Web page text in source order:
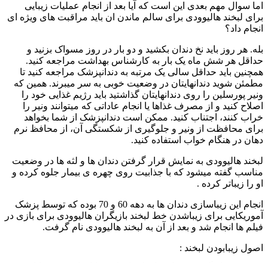
اما سوال مهم بعدی این است که آیا بعد از انجام عملیات زیبایی
برای لبخند هالیوودی برای سالم ماندن ان باید مراقبت های ویژه ای
انجام داد؟
بله. هر روز باید نخ دندان بکشید و دو بار در روز مسواک بزنید و
حداقل هر شش ماه یک بار به کارشناس بهداشت مراجعه کنید.
همچنین باید حداقل سالی یک مرتبه به دندانپزشک مراجعه کنید تا
مطمئن شوید دندانهایتان در وضعیت خوبی به سر میبرند. همین که
ونیر پورسلین را روی دندانهایتان گذاشتید باید رژیم غذایی خود را
اصلاح کنید و از مصرف غذاها یا انجام عاداتی که میتوانند ونیر را
خراب کنند، اجتناب کنید. ممکن است دندانپزشک از شما بخواهد
برای محافظت از ونیر و جلوگیری از شکستگی آن، از محافظ نرم
دهان در هنگام خواب استفاده کنید.
لبخند هالیوودی به نمایش قرار گرفتن دندان ها و لثه ها در وضعیت
مناسب گفته میشود که با جذابیت روی چهره ی بیمار جلوه کرده و
او را زیباتر کرده .
انجام این زیباسازی دندان ها به دهه 60 و 70 بوده که توسط پزشک
آموریکایی برای زیباشدن خط لبخند بازیگران هالیوودی برای بازی در
فیلم ها انجام شد و بعد از آن به لبخند هالیوودی نام گرفت.
اصول زیبابودن لبخند :